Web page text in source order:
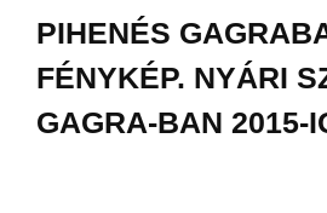
PIHENÉS
FÉNYKÉP. NYÁRI
GAGRA-BAN 2015-